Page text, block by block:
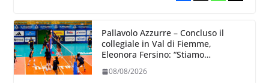
Pallavolo Azzurre – Concluso il
collegiale in Val di Fiemme,
Eleonora Fersino: “Stiamo
dove poter migliorare”.
08/08/2026